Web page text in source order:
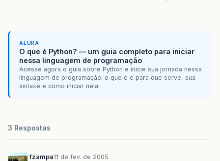
ALURA
O que é Python? — um guia completo para iniciar
nessa linguagem de programação
Acesse agora o guia sobre Python e inicie sua jornada nessa
linguagem de programação: o que é e para que serve, sua
sintaxe e como iniciar nela!
3 Respostas
fzampa11 de fev. de 2005